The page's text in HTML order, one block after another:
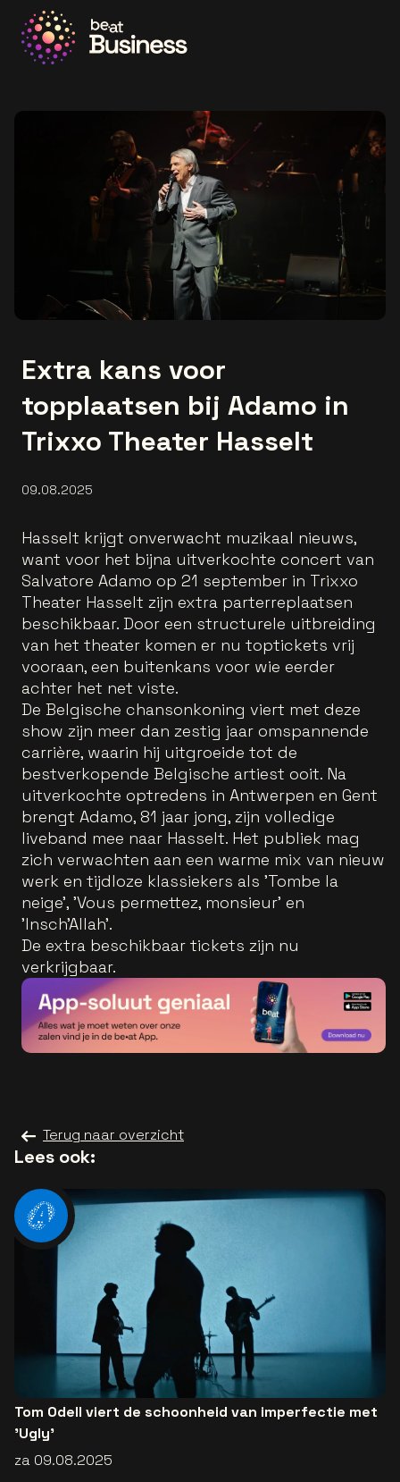
Extra kans voor
topplaatsen bij Adamo in
Trixxo Theater Hasselt
09.08.2025
Hasselt krijgt onverwacht muzikaal nieuws,
want voor het bijna uitverkochte concert van
Salvatore Adamo op 21 september in Trixxo
Theater Hasselt zijn extra parterreplaatsen
beschikbaar. Door een structurele uitbreiding
van het theater komen er nu toptickets vrij
vooraan, een buitenkans voor wie eerder
achter het net viste.
De Belgische chansonkoning viert met deze
show zijn meer dan zestig jaar omspannende
carrière, waarin hij uitgroeide tot de
bestverkopende Belgische artiest ooit. Na
uitverkochte optredens in Antwerpen en Gent
brengt Adamo, 81 jaar jong, zijn volledige
liveband mee naar Hasselt. Het publiek mag
zich verwachten aan een warme mix van nieuw
werk en tijdloze klassiekers als 'Tombe la
neige', 'Vous permettez, monsieur' en
'Insch’Allah'.
De extra beschikbaar tickets zijn nu
verkrijgbaar.
Terug naar overzicht
Lees ook:
Tom Odell viert de schoonheid van imperfectie met
'Ugly'
za 09.08.2025